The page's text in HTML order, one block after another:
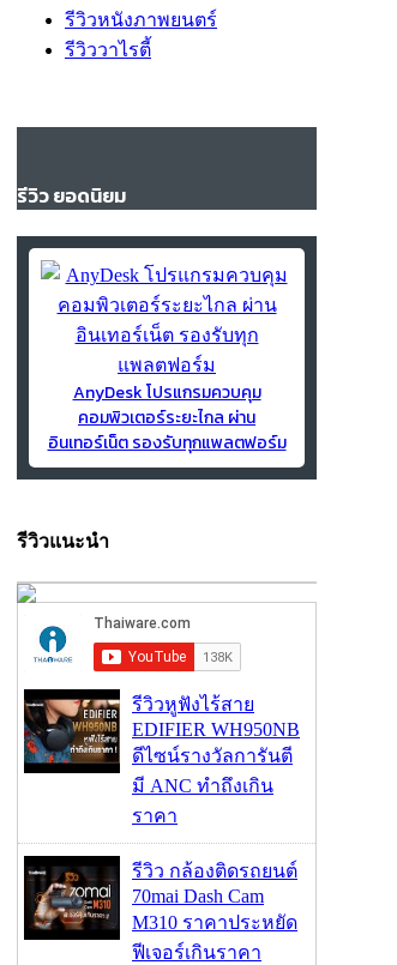
รีวิวหนังภาพยนตร์
รีวิววาไรตี้
รีวิว ยอดนิยม
AnyDesk โปรแกรมควบคุม
คอมพิวเตอร์ระยะไกล ผ่าน
อินเทอร์เน็ต รองรับทุกแพลตฟอร์ม
รีวิวแนะนำ
รีวิวหูฟังไร้สาย
EDIFIER WH950NB
ดีไซน์รางวัลการันตี
มี ANC ทำถึงเกิน
ราคา
รีวิว กล้องติดรถยนต์
70mai Dash Cam
M310 ราคาประหยัด
ฟีเจอร์เกินราคา